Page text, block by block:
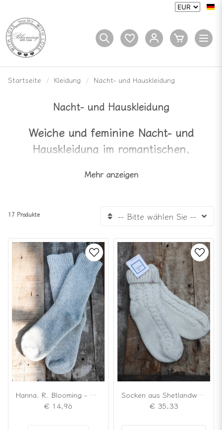
Startseite Kleidung Nacht- und Hauskleidung
Nacht- und Hauskleidung
Weiche und feminine Nacht- und
Hauskleidung im romantischen,
Bei Bloomingshop finden Sie weiche und feminine
verweilen können.
Mehr anzeigen
17 Produkte -- Bitte wählen Sie --
Hanna. R. Blooming - Socken aus einer Wollmischung, grau meliert
€ 14,96
Socken aus Shetlandwolle
€ 35,33